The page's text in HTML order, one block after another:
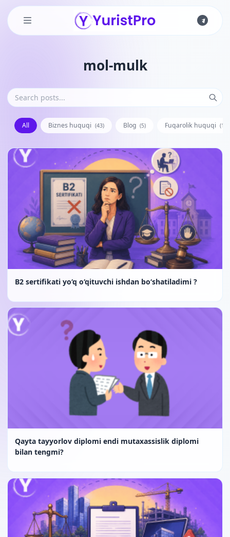
mol-mulk
All Biznes huquqi (43) Blog (5) Fuqarolik huquqi
B2 sertifikati yo‘q o‘qituvchi ishdan bo‘shatiladimi ?
Qayta tayyorlov diplomi endi mutaxassislik diplomi
bilan tengmi?